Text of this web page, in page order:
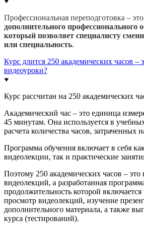
Профессиональная переподготовка – это
дополнительного профессионального
который позволяет специалисту
или специальность.
Курс длится 250 академических часов –
видеоуроки?
Курс рассчитан на 250 академических
Академический час – это единица
45 минутам. Она используется в
расчета количества часов, затраченных
Программа обучения включает в себя
видеолекции, так и практические
Поэтому 250 академических часов – это
видеолекций, а разработанная
продолжительность которой включается
просмотр видеолекций, изучение
дополнительного материала, а также
курса (тестирований).